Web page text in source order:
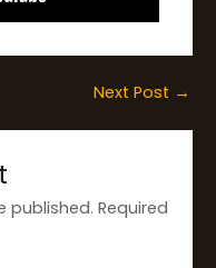
Next Post →
published. Required